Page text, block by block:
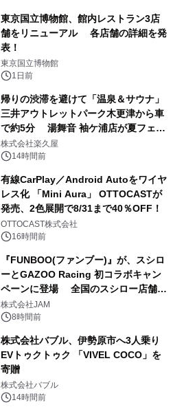
東京国立博物館、館内レストラン3店
舗をリニューアル 各店舗の詳細を発
表！
東京国立博物館
1日前
帰りの渋滞を避けて「温泉＆サウナ」
三井アウトレットパーク木更津から車
で約5分 湯舞音 袖ケ浦店が夏フェア
メニューを提供
株式会社楽久屋
14時間前
有線CarPlay／Android Autoをワイヤ
レス化 「Mini Aura」 OTTOCASTが
発売、2色展開で8/31まで40％OFF！
OTTOCAST株式会社
16時間前
『FUNBOO(ファンブー)』が、スシロ
ーとGAZOO Racing 初コラボキャン
ペーンに登場 全国のスシロー店舗で
GR 4車種の FUNBOO(ミニカー)付き
メニューが展開されます
株式会社JAM
8時間前
株式会社バブル、伊勢原市へ3人乗り
EVトゥクトゥク 「VIVEL COCO」を
寄贈
株式会社バブル
14時間前